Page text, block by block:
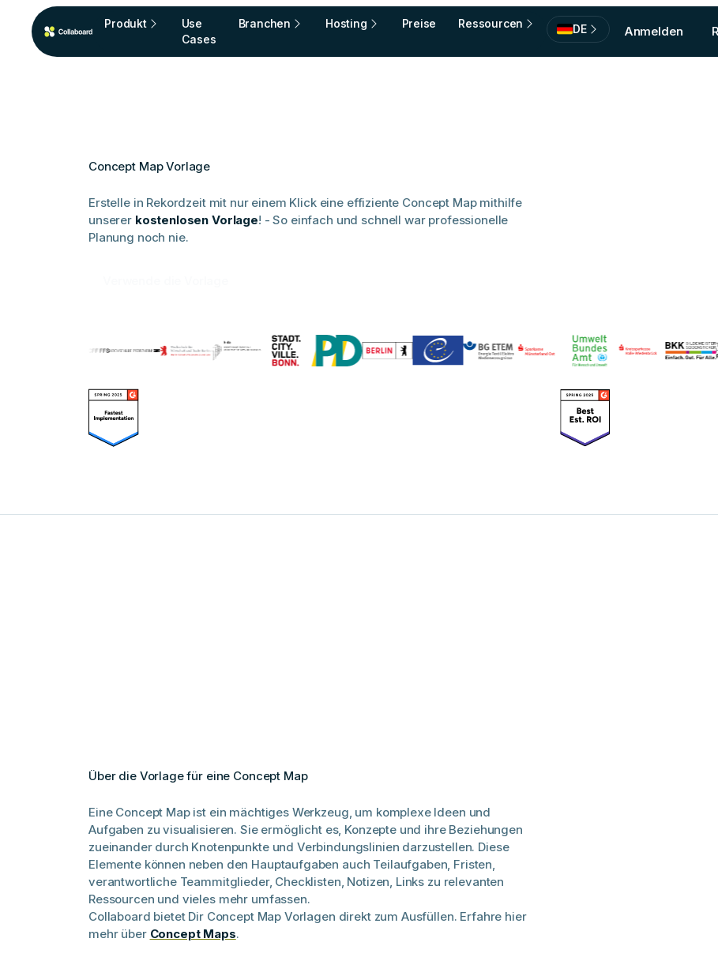
Produkt
Use
Cases
Branchen Hosting Preise Ressourcen DE Anmelden
Concept Map Vorlage
Erstelle in Rekordzeit mit nur einem Klick eine effiziente Concept Map mithilfe
unserer kostenlosen Vorlage! - So einfach und schnell war professionelle
Planung noch nie.
Über die Vorlage für eine Concept Map
Eine Concept Map ist ein mächtiges Werkzeug, um komplexe Ideen und
Aufgaben zu visualisieren. Sie ermöglicht es, Konzepte und ihre Beziehungen
zueinander durch Knotenpunkte und Verbindungslinien darzustellen. Diese
Elemente können neben den Hauptaufgaben auch Teilaufgaben, Fristen,
verantwortliche Teammitglieder, Checklisten, Notizen, Links zu relevanten
Ressourcen und vieles mehr umfassen.
Collaboard bietet Dir Concept Map Vorlagen direkt zum Ausfüllen. Erfahre hier
mehr über Concept Maps.